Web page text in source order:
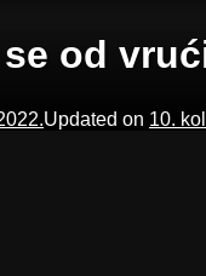
od
Updated on 10.